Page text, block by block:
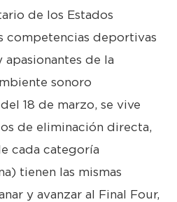
de los Estados
competencias deportivas
de la
sonoro
18 de marzo, se vive
de eliminación directa,
cada categoría
tienen las mismas
y avanzar al Final Four,